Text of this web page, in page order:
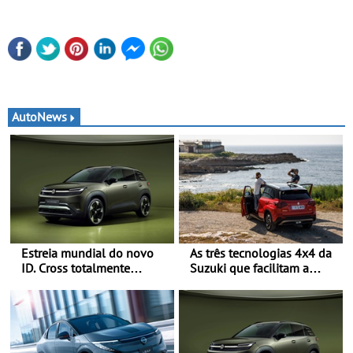
AutoNews
Estreia mundial do novo
ID. Cross totalmente
em formato compacto - Em
Portugal, já será possível
encomendar um ID. Cross
no final deste mês
As três tecnologias 4x4 da
Suzuki que facilitam a
férias - A Suzuki
sistemas de tração integral
adaptados a diferentes